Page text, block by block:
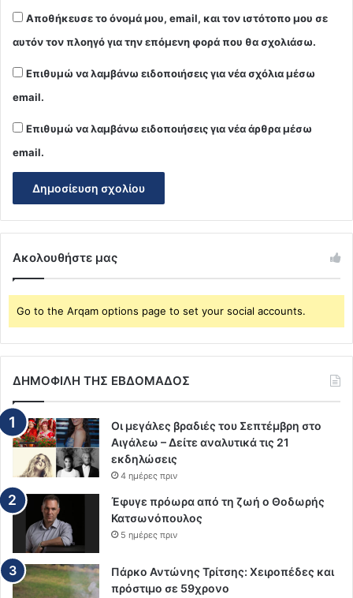
Αποθήκευσε το όνομά μου, email, και τον ιστότοπο μου σε
αυτόν τον πλοηγό για την επόμενη φορά που θα σχολιάσω.
Επιθυμώ να λαμβάνω ειδοποιήσεις για νέα σχόλια μέσω
email.
Επιθυμώ να λαμβάνω ειδοποιήσεις για νέα άρθρα μέσω
email.
Ακολουθήστε μας
Go to the Arqam options page to set your social accounts.
ΔΗΜΟΦΙΛΗ ΤΗΣ ΕΒΔΟΜΑΔΟΣ
Οι μεγάλες βραδιές του Σεπτέμβρη στο
Αιγάλεω – Δείτε αναλυτικά τις 21
εκδηλώσεις
4 ημέρες πριν
Έφυγε πρόωρα από τη ζωή ο Θοδωρής
Κατσωνόπουλος
5 ημέρες πριν
Πάρκο Αντώνης Τρίτσης: Χειροπέδες και
πρόστιμο σε 59χρονο